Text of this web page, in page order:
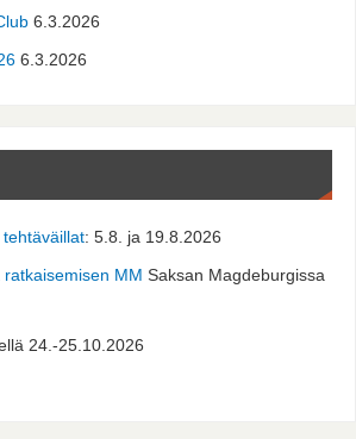
6.3.2026
6.3.2026
: 5.8. ja 19.8.2026
MM Saksan Magdeburgissa
24.-25.10.2026